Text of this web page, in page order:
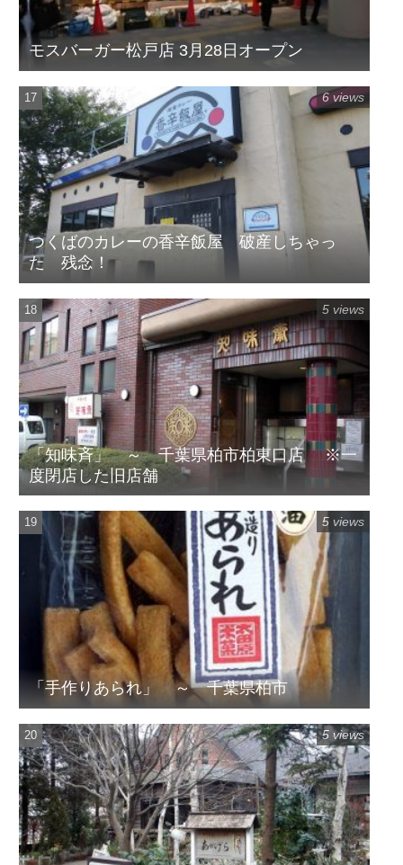
モスバーガー松戸店 3月28日オープン
つくばのカレーの香辛飯屋 破産しちゃっ
た 残念！
6 views
「知味斉」 ～ 千葉県柏市柏東口店 ※一
度閉店した旧店舗
5 views
「手作りあられ」 ～ 千葉県柏市
5 views
5 views